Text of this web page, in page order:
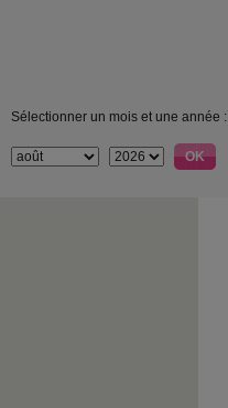
Sélectionner un mois et une année :